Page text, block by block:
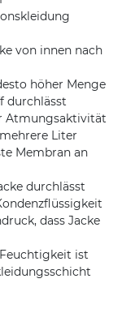
von innen nach
höher Menge
durchlässt
Atmungsaktivität
Liter
Membran an
durchlässt
dass Jacke
ist